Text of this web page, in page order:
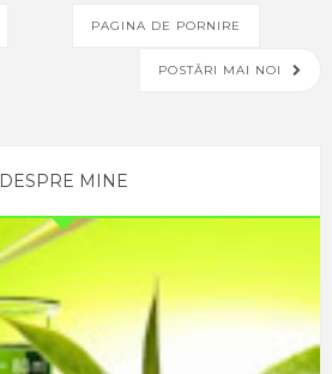
permanenta
urmare a
agresiuni din
PAGINA DE PORNIRE
POSTĂRI MAI NOI
DESPRE MINE